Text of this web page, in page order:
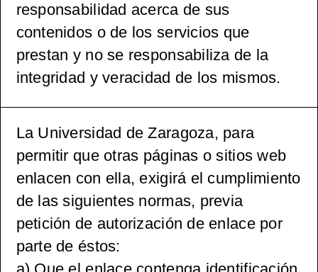
responsabilidad acerca de sus
contenidos o de los servicios que
prestan y no se responsabiliza de la
integridad y veracidad de los mismos.
La Universidad de Zaragoza, para
permitir que otras páginas o sitios web
enlacen con ella, exigirá el cumplimiento
de las siguientes normas, previa
petición de autorización de enlace por
parte de éstos: